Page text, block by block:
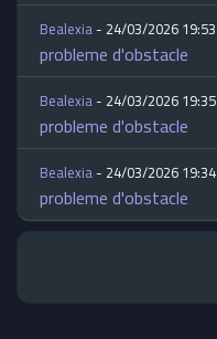
Bealexia- 24/03/2026 19:53
probleme d'obstacle
Bealexia- 24/03/2026 19:35
probleme d'obstacle
Bealexia- 24/03/2026 19:34
probleme d'obstacle